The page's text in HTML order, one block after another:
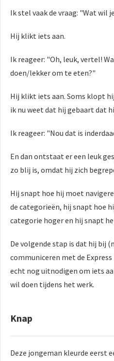
Ik stel vaak de vraag: "Wat wil
Hij klikt iets aan.
Ik reageer: "Oh, leuk, vertel!
doen/lekker om te eten?"
Hij klikt iets aan. Soms klopt
ik nu weet dat hij gebaart dat
Ik reageer: "Nou dat is
En dan ontstaat er een leuk
zo blij is, omdat hij zich
Hij snapt hoe hij moet
de categorieën, hij snapt hoe
categorie hoger en hij snapt
De volgende stap is dat hij bij
communiceren met de
echt nog uitnodigen om iets
wil doen tijdens het werk.
Knap
Deze jongeman kleurde eerst